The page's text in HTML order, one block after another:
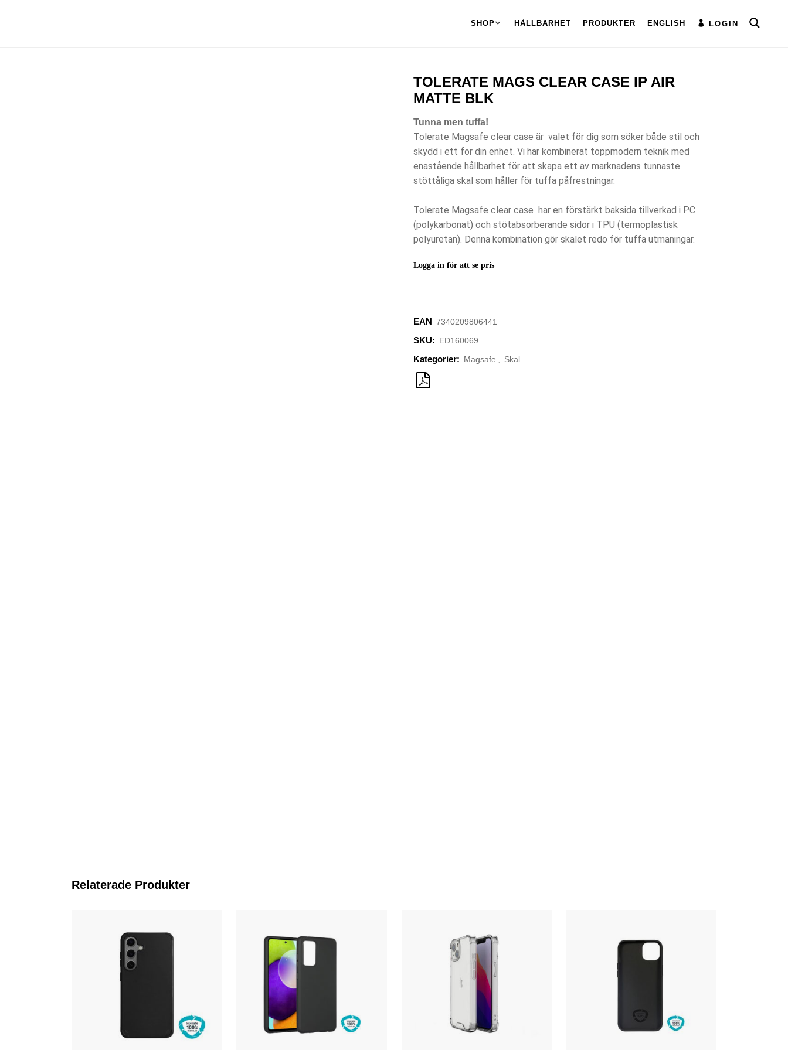
LOGIN
SHOP HÅLLBARHET PRODUKTER ENGLISH
TOLERATE MAGS CLEAR CASE IP AIR
MATTE BLK
Tunna men tuffa!
Tolerate Magsafe clear case är valet för dig som söker både stil och
skydd i ett för din enhet. Vi har kombinerat toppmodern teknik med
enastående hållbarhet för att skapa ett av marknadens tunnaste
stöttåliga skal som håller för tuffa påfrestningar.
Tolerate Magsafe clear case har en förstärkt baksida tillverkad i PC
(polykarbonat) och stötabsorberande sidor i TPU (termoplastisk
polyuretan). Denna kombination gör skalet redo för tuffa utmaningar.
Logga in för att se pris
EAN ‌‌‌‌‌‌7340209806441
SKU: ED160069
Kategorier: Magsafe Skal
Relaterade Produkter